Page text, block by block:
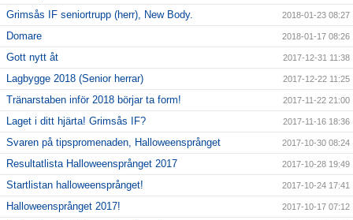
Grimsås IF seniortrupp (herr), New Body. 2018-01-23 08:27
Domare 2018-01-17 08:26
Gott nytt åt 2017-12-31 11:38
Lagbygge 2018 (Senior herrar) 2017-12-22 11:25
Tränarstaben inför 2018 börjar ta form! 2017-11-22 21:00
Laget i ditt hjärta! Grimsås IF? 2017-11-16 18:36
Svaren på tipspromenaden, Halloweensprånget 2017-10-30 08:24
Resultatlista Halloweensprånget 2017 2017-10-28 19:49
Startlistan halloweensprånget! 2017-10-24 17:41
Halloweensprånget 2017! 2017-10-17 07:12